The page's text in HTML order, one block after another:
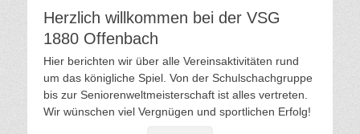
Herzlich willkommen bei der VSG
1880 Offenbach
Hier berichten wir über alle Vereinsaktivitäten rund
um das königliche Spiel. Von der Schulschachgruppe
bis zur Seniorenweltmeisterschaft ist alles vertreten.
Wir wünschen viel Vergnügen und sportlichen Erfolg!